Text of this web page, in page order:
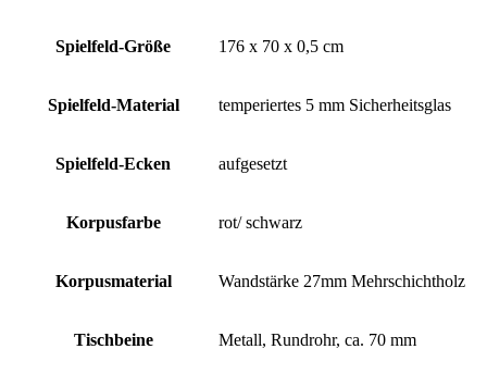
Spielfeld-Größe 176 x 70 x 0,5 cm
Spielfeld-Material temperiertes 5 mm Sicherheitsglas
Spielfeld-Ecken aufgesetzt
Korpusfarbe rot/ schwarz
Korpusmaterial Wandstärke 27mm Mehrschichtholz
Tischbeine Metall, Rundrohr, ca. 70 mm